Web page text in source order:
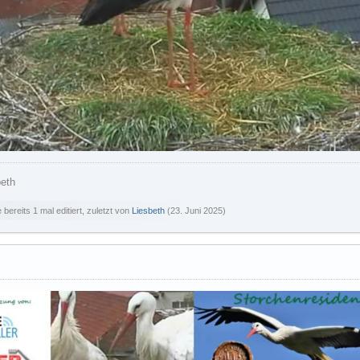
bereits 1 mal editiert, zuletzt von Liesbeth (23. Juni 2025)